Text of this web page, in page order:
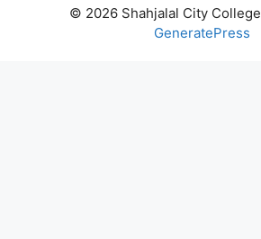
© 2026 Shahjalal City College
GeneratePress